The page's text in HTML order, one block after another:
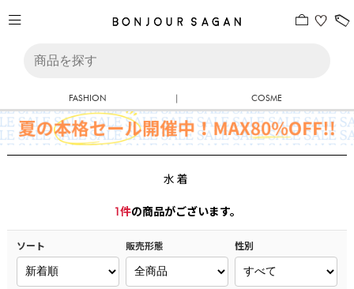
FASHION | COSME
水着
1件の商品がございます。
ソート 販売形態 性別